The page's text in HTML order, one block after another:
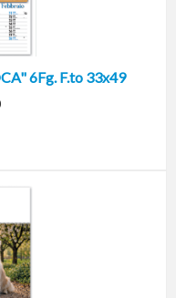
6Fg. F.to 33x49